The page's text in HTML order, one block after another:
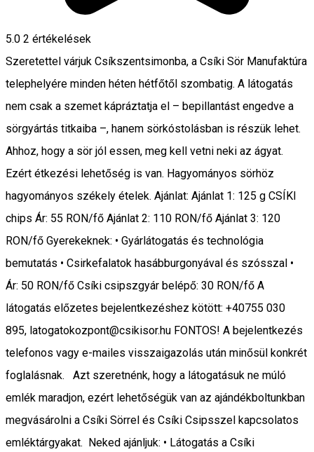
5.0 2 értékelések
Szeretettel várjuk Csíkszentsimonba, a Csíki Sör Manufaktúra
telephelyére minden héten hétfőtől szombatig. A látogatás
nem csak a szemet kápráztatja el – bepillantást engedve a
sörgyártás titkaiba –, hanem sörkóstolásban is részük lehet.
Ahhoz, hogy a sör jól essen, meg kell vetni neki az ágyat.
Ezért étkezési lehetőség is van. Hagyományos sörhöz
hagyományos székely ételek. Ajánlat: Ajánlat 1: 125 g CSÍKI
chips Ár: 55 RON/fő Ajánlat 2: 110 RON/fő Ajánlat 3: 120
RON/fő Gyerekeknek: • Gyárlátogatás és technológia
bemutatás • Csirkefalatok hasábburgonyával és szósszal •
Ár: 50 RON/fő Csíki csipszgyár belépő: 30 RON/fő A
látogatás előzetes bejelentkezéshez kötött: +40755 030
895, latogatokozpont@csikisor.hu FONTOS! A bejelentkezés
telefonos vagy e-mailes visszaigazolás után minősül konkrét
foglalásnak. Azt szeretnénk, hogy a látogatásuk ne múló
emlék maradjon, ezért lehetőségük van az ajándékboltunkban
megvásárolni a Csíki Sörrel és Csíki Csipsszel kapcsolatos
emléktárgyakat. Neked ajánljuk: • Látogatás a Csíki